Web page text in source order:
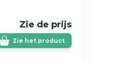
Zie de prijs
Zie het product